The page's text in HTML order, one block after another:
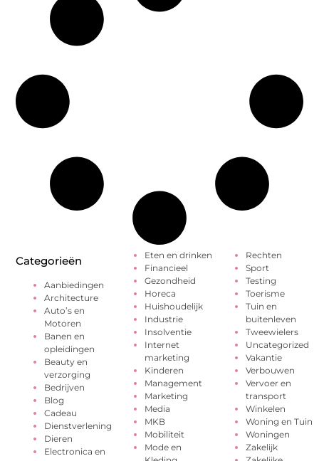
Categorieën
Aanbiedingen
Architecture
Auto’s en
Motoren
Banen en
opleidingen
Beauty en
verzorging
Bedrijven
Blog
Cadeau
Dienstverlening
Dieren
Electronica en
Eten en drinken
Financieel
Gezondheid
Horeca
Huishoudelijk
Industrie
Insolventie
Internet
marketing
Kinderen
Management
Marketing
Media
MKB
Mobiliteit
Mode en
Rechten
Sport
Testing
Toerisme
Tuin en
buitenleven
Tweewielers
Uncategorized
Vakantie
Verbouwen
Vervoer en
transport
Winkelen
Woning en Tuin
Woningen
Zakelijk